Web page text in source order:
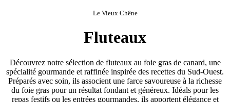
Le Vieux Chêne
Fluteaux
Découvrez notre sélection de fluteaux au foie gras de canard, une
spécialité gourmande et raffinée inspirée des recettes du Sud-Ouest.
Préparés avec soin, ils associent une farce savoureuse à la richesse
du foie gras pour un résultat fondant et généreux. Idéals pour les
repas festifs ou les entrées gourmandes, ils apportent élégance et